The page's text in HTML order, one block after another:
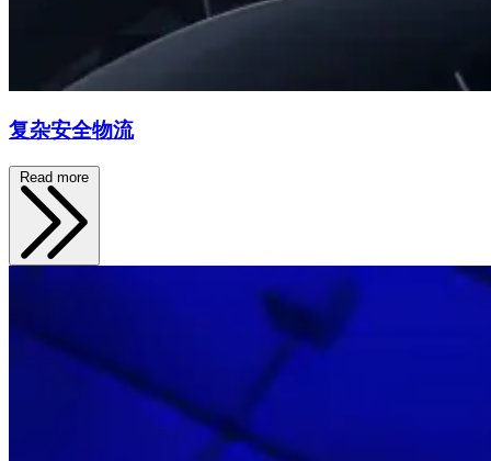
复杂安全物流
Read more